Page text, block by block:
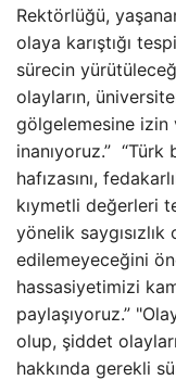
Rektörlüğü,
olaya karıştığı
sürecin
olayların,
gölgelemesine
inanıyoruz.”
hafızasını,
kıymetli değerleri
yönelik
edilemeyeceğini
hassasiyetimizi
paylaşıyoruz.”
olup, şiddet
hakkında gerekli